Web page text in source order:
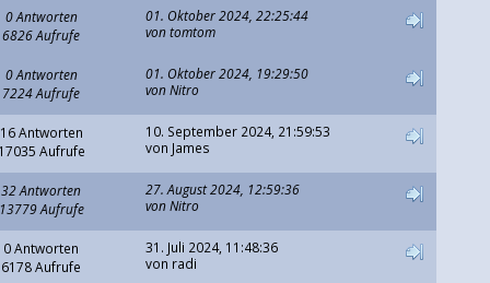
0 Antworten
6826 Aufrufe
01. Oktober 2024, 22:25:44
vontomtom
0 Antworten
7224 Aufrufe
01. Oktober 2024, 19:29:50
vonNitro
16 Antworten
Aufrufe
10. September 2024, 21:59:53
von James
32 Antworten
Aufrufe
27. August 2024, 12:59:36
vonNitro
0 Antworten
6178 Aufrufe
31. Juli 2024, 11:48:36
von radi